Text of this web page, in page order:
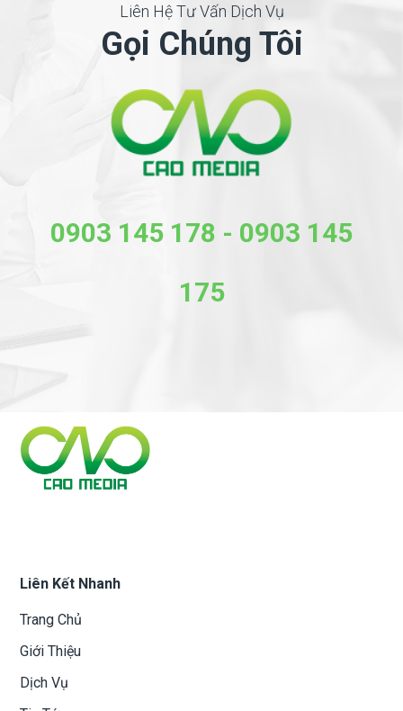
Liên Hệ Tư Vấn Dịch Vụ
Gọi Chúng Tôi
0903 145 178 - 0903 145
175
Liên Kết Nhanh
Trang Chủ
Giới Thiệu
Dịch Vụ